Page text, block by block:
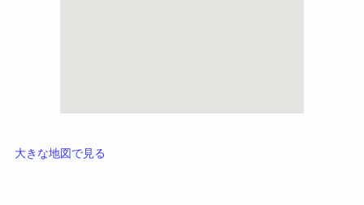
大きな地図で見る